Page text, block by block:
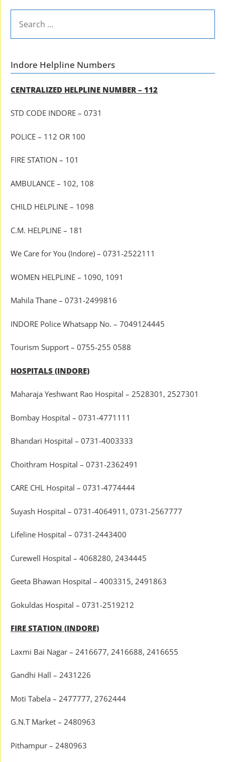
FOR:
Indore Helpline Numbers
CENTRALIZED HELPLINE NUMBER – 112
STD CODE INDORE – 0731
POLICE – 112 OR 100
FIRE STATION – 101
AMBULANCE – 102, 108
CHILD HELPLINE – 1098
C.M. HELPLINE – 181
We Care for You (Indore) – 0731-2522111
WOMEN HELPLINE – 1090, 1091
Mahila Thane – 0731-2499816
INDORE Police Whatsapp No. – 7049124445
Tourism Support – 0755-255 0588
HOSPITALS (INDORE)
Maharaja Yeshwant Rao Hospital – 2528301, 2527301
Bombay Hospital – 0731-4771111
Bhandari Hospital – 0731-4003333
Choithram Hospital – 0731-2362491
CARE CHL Hospital – 0731-4774444
Suyash Hospital – 0731-4064911, 0731-2567777
Lifeline Hospital – 0731-2443400
Curewell Hospital – 4068280, 2434445
Geeta Bhawan Hospital – 4003315, 2491863
Gokuldas Hospital – 0731-2519212
FIRE STATION (INDORE)
Laxmi Bai Nagar – 2416677, 2416688, 2416655
Gandhi Hall – 2431226
Moti Tabela – 2477777, 2762444
G.N.T Market – 2480963
Pithampur – 2480963